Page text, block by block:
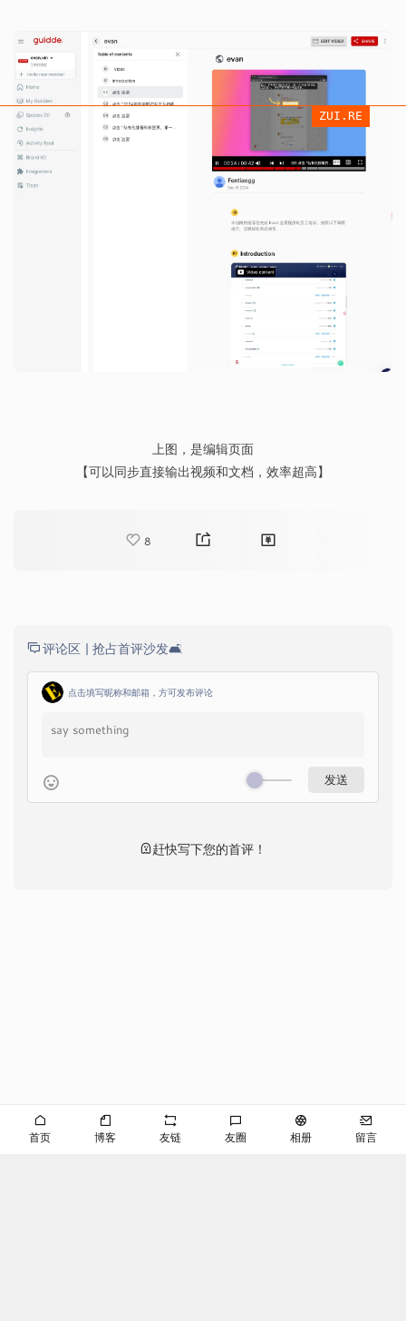
上图，是编辑页面
【可以同步直接输出视频和文档，效率超高】
8
评论区 | 抢占首评沙发🛋️
点击填写昵称和邮箱，方可发布评论
赶快写下您的首评！
首页 博客 友链 友圈 相册 留言
ZUI.RE